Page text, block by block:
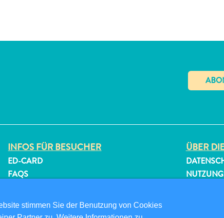
INFOS FÜR BESUCHER
ED-CARD
FAQS
EVENTS
ONLINE-BROSCHÜRE
ÜBER
stimmen Sie der Benutzung von Cookies